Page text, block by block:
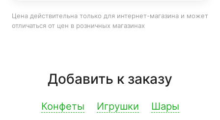
Цена действительна только для интернет-магазина и может
отличаться от цен в розничных магазинах
Добавить к заказу
Конфеты Игрушки Шары